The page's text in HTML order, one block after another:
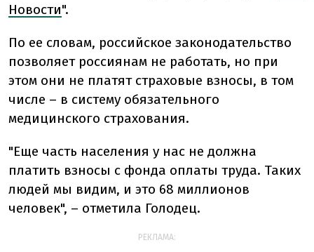
Новости".
По ее словам, российское законодательство
позволяет россиянам не работать, но при
этом они не платят страховые взносы, в том
числе – в систему обязательного
медицинского страхования.
"Еще часть населения у нас не должна
платить взносы с фонда оплаты труда. Таких
людей мы видим, и это 68 миллионов
человек", – отметила Голодец.
РЕКЛАМА: